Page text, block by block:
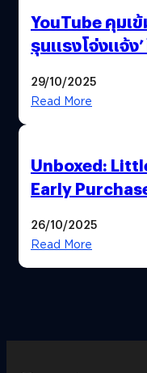
YouTube คุมเ
รุนแรงโจ่งแจ้ง
29/10/2025
Read More
Unboxed:
Early
ไปด้วยกัน..เอาช
26/10/2025
Read More